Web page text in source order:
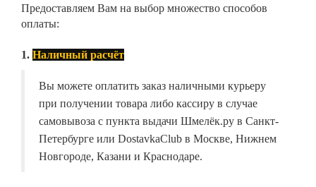
Предоставляем Вам на выбор множество способов
оплаты:
1. Наличный расчёт
Вы можете оплатить заказ наличными курьеру
при получении товара либо кассиру в случае
самовывоза с пункта выдачи Шмелёк.ру в Санкт-
Петербурге или DostavkaClub в Москве, Нижнем
Новгороде, Казани и Краснодаре.